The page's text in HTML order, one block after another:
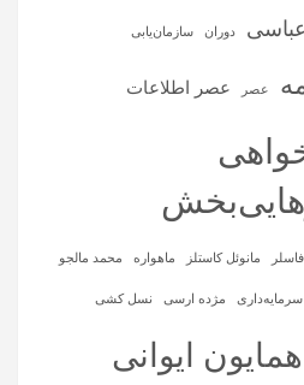
عباسی دوران سازمان‌یابی
عصر عصر اطلاعات
مانوئل کاستلز ماهواره‌ محمد مالجو
مژده ارسی نسل کشی
همایون ایوانی